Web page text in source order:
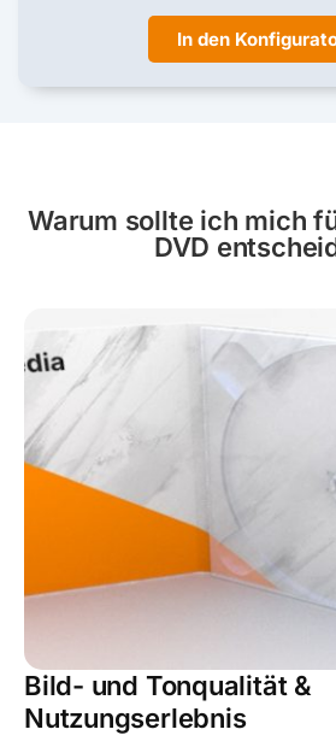
In den
Warum sollte ich mich
DVD
Bild- und Tonqualität &
Nutzungserlebnis